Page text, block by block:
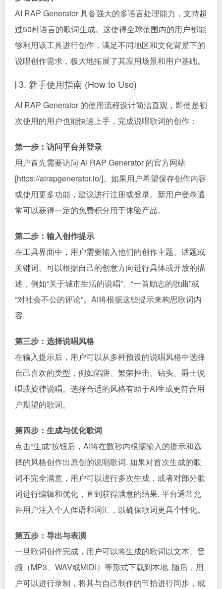
AI RAP Generator 具备强大的多语言处理能力，支持超
过50种语言的歌词生成。这使得全球范围内的用户都能
够利用该工具进行创作，满足不同地区和文化背景下的
说唱创作需求，极大地拓展了其应用场景和用户基础。
3. 新手使用指南 (How to Use)
AI RAP Generator 的使用流程设计简洁直观，即使是初
次使用的用户也能快速上手，完成说唱歌词的创作：
第一步：访问平台并登录
用户首先需要访问 AI RAP Generator 的官方网站
[https://airapgenerator.io/]。如果用户希望保存创作内容
或使用更多功能，建议进行注册或登录。新用户登录通
常可以获得一定的免费积分用于体验产品。
第二步：输入创作提示
在工具界面中，用户需要输入他们的创作主题、话题或
关键词。可以根据自己的创意方向进行具体或开放的描
述，例如“关于城市生活的说唱”、“一首励志的歌曲”或
“对社会不公的评论”。AI将根据这些提示来构思歌词内
容.
第三步：选择说唱风格
在输入提示后，用户可以从多种预设的说唱风格中选择
自己喜欢的类型，例如陷阱、繁荣抨击、钻头、爵士说
唱或旋律说唱。选择合适的风格有助于AI生成更符合用
户期望的歌词。
第四步：生成与优化歌词
点击“生成”按钮后，AI将在数秒内根据输入的提示和选
择的风格创作出原创的说唱歌词. 如果对首次生成的歌
词不完全满意，用户可以进行多次生成，或者对部分歌
词进行编辑和优化，直到获得满意的结果. 平台通常允
许用户注入个人俚语和词汇，以确保歌词更具个性化。
第五步：导出与表演
一旦歌词创作完成，用户可以将生成的歌词以文本、音
频（MP3、WAV或MIDI）等形式下载到本地. 随后，用
户可以进行录制，将其与自己制作的节拍进行同步，或